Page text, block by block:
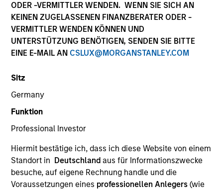
ODER -VERMITTLER WENDEN. WENN SIE SICH AN
KEINEN ZUGELASSENEN FINANZBERATER ODER -
VERMITTLER WENDEN KÖNNEN UND
UNTERSTÜTZUNG BENÖTIGEN, SENDEN SIE BITTE
EINE E-MAIL AN CSLUX@MORGANSTANLEY.COM
Sitz
Germany
Funktion
Professional Investor
Hiermit bestätige ich, dass ich diese Website von einem
Standort in Deutschland aus für Informationszwecke
besuche, auf eigene Rechnung handle und die
Voraussetzungen eines professionellen Anlegers(wie
26 Years
TEAM
Eaton Vance Equity Team